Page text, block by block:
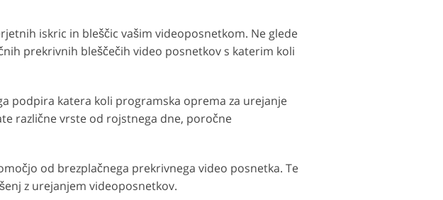
nepremičnin
s
Obnova fotografij
prekrivni elementi
iskric in bleščic vašim videoposnetkom. Ne glede
prekrivnih bleščečih video posnetkov s katerim koli
podpira katera koli programska oprema za urejanje
različne vrste od rojstnega dne, poročne
od brezplačnega prekrivnega video posnetka. Te
z urejanjem videoposnetkov.